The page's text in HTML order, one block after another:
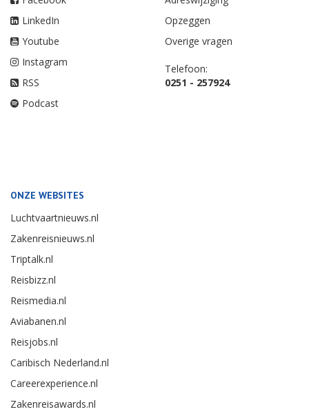
LinkedIn
Youtube
Instagram
RSS
Podcast
Opzeggen
Overige vragen
Telefoon:
0251 - 257924
ONZE WEBSITES
Luchtvaartnieuws.nl
Zakenreisnieuws.nl
Triptalk.nl
Reisbizz.nl
Reismedia.nl
Aviabanen.nl
Reisjobs.nl
Caribisch Nederland.nl
Careerexperience.nl
Zakenreisawards.nl